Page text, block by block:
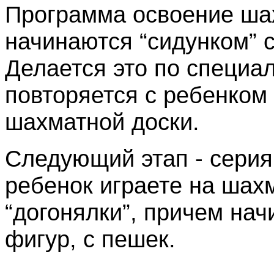
Программа освоение
начинаются
Делается это по
повторяется с
шахматной доски.
Следующий этап - серия
ребенок играете на
“догонялки”, причем
фигур, с пешек.